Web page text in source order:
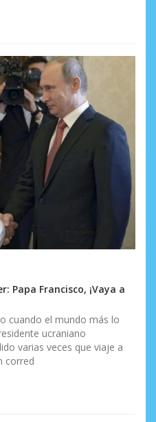
Papa Francisco, ¡Vaya a
cuando el mundo más lo
ucraniano
varias veces que viaje a
corred